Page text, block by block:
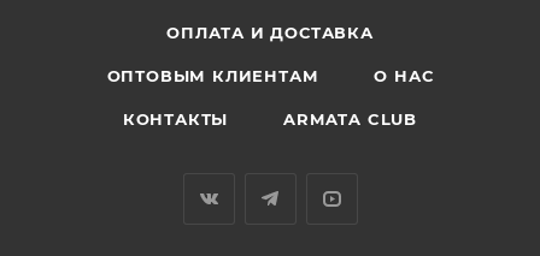
ОПЛАТА И ДОСТАВКА
ОПТОВЫМ КЛИЕНТАМ О НАС
КОНТАКТЫ ARMATA CLUB